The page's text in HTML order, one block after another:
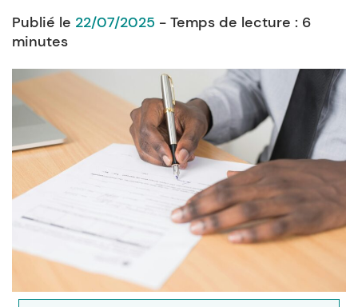
Publié le 22/07/2025 - Temps de lecture : 6
minutes